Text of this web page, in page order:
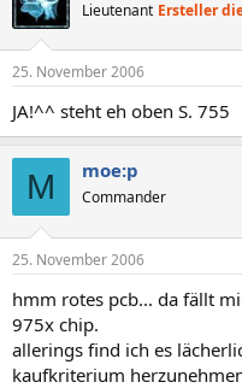
Lieutenant Ersteller
25. November 2006
JA!^^ steht eh oben S. 755
M moe:p
Commander
25. November 2006
hmm rotes pcb... da fällt
975x chip.
allerings find ich es
kaufkriterium